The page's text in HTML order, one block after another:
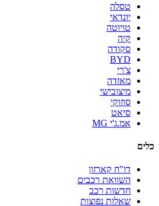
טסלה
יונדאי
טויוטה
קיה
סקודה
BYD
צ'רי
מאזדה
מיצובישי
סוזוקי
סיאט
אמ.ג'י MG
כלים
דו"ח קארזון
השוואת רכבים
חדשות רכב
שאלות נפוצות